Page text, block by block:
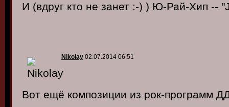
И (вдруг кто не занет :-) ) Ю-Рай-Хип --
Nikolay 02.07.2014 06:51
Вот ещё композиции из рок-программ